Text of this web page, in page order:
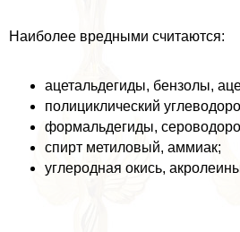
Наиболее вредными считаются:
ацетальдегиды, бензолы,
полициклический
формальдегиды,
спирт метиловый, аммиак;
углеродная окись,